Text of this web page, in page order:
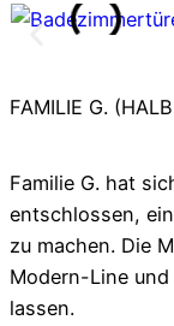
FAMILIE G.
Familie G. hat
entschlossen,
zu machen. Die
Modern-Line
lassen.